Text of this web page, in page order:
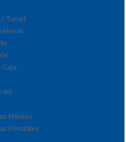
/ Turret
Móviles Y Portátiles
Móviles
Portátiles